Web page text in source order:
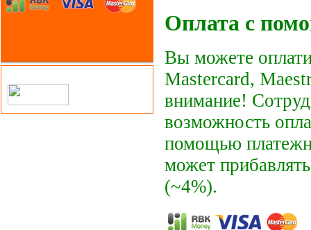
Оплата с
Вы можете
Mastercard,
внимание!
возможность
помощью
может
(~4%).